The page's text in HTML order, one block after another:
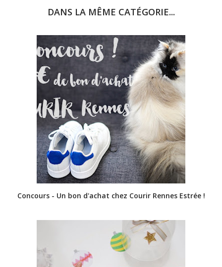
DANS LA MÊME CATÉGORIE...
Concours - Un bon d'achat chez Courir Rennes Estrée !